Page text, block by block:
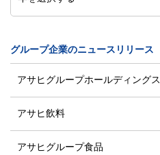
グループ企業のニュースリリース
アサヒグループホールディングス
アサヒ飲料
アサヒグループ食品